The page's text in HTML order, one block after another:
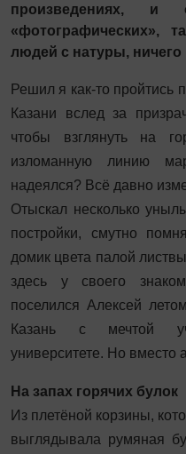
произведениях, и
«фотографических»,
людей с натуры,
Решил я как-то пройтись
Казани вслед за
чтобы взглянуть на
изломанную линию
надеялся? Всё давно
Отыскал несколько
постройки, смутно
домик цвета палой
здесь у своего
поселился Алексей
Казань с мечтой
университете. Но вместо
На запах горячих булок
Из плетёной корзины,
выглядывала румяная